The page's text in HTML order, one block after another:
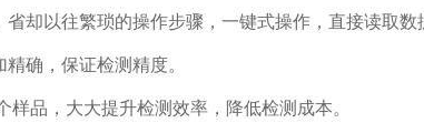
以往繁琐的操作步骤，一键式操作，直接读取数
确，保证检测精度。
品，大大提升检测效率，降低检测成本。